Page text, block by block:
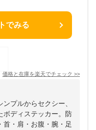
でみる
価格と在庫を楽天でチェック >>
プルからセクシー、
ボディステッカー。防
首・肩・お腹・腕・足